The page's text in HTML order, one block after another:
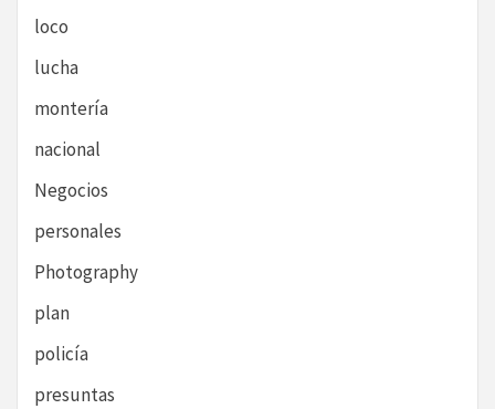
loco
lucha
montería
nacional
Negocios
personales
Photography
plan
policía
presuntas